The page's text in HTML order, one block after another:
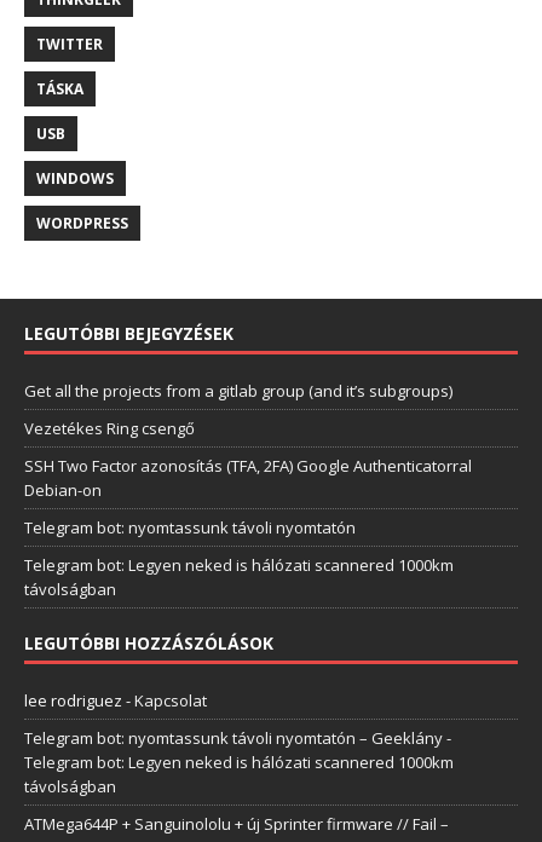
TWITTER
TÁSKA
USB
WINDOWS
WORDPRESS
LEGUTÓBBI BEJEGYZÉSEK
Get all the projects from a gitlab group (and it’s subgroups)
Vezetékes Ring csengő
SSH Two Factor azonosítás (TFA, 2FA) Google Authenticatorral
Debian-on
Telegram bot: nyomtassunk távoli nyomtatón
Telegram bot: Legyen neked is hálózati scannered 1000km
távolságban
LEGUTÓBBI HOZZÁSZÓLÁSOK
lee rodriguez -Kapcsolat
Telegram bot: nyomtassunk távoli nyomtatón – Geeklány-
Telegram bot: Legyen neked is hálózati scannered 1000km
távolságban
ATMega644P + Sanguinololu + új Sprinter firmware // Fail –